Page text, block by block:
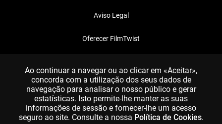
Aviso Legal
Oferecer FilmTwist
Ao continuar a navegar ou ao clicar em «Aceitar»,
concorda com a utilização dos seus dados de
navegação para analisar o nosso público e gerar
estatísticas. Isto permite-lhe manter as suas
informações de sessão e fornecer-lhe um acesso
seguro ao site. Consulte a nossa Política de Cookies.